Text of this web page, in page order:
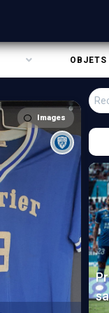
OBJETS
Maillot Saint-
Images